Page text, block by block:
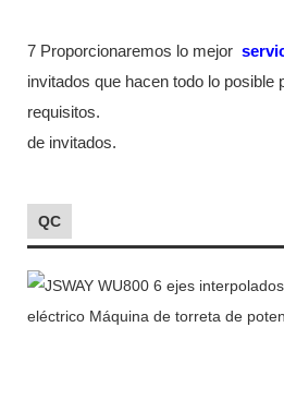
7 Proporcionaremos lo mejor
invitados que hacen todo lo posible
requisitos.
de invitados.
QC